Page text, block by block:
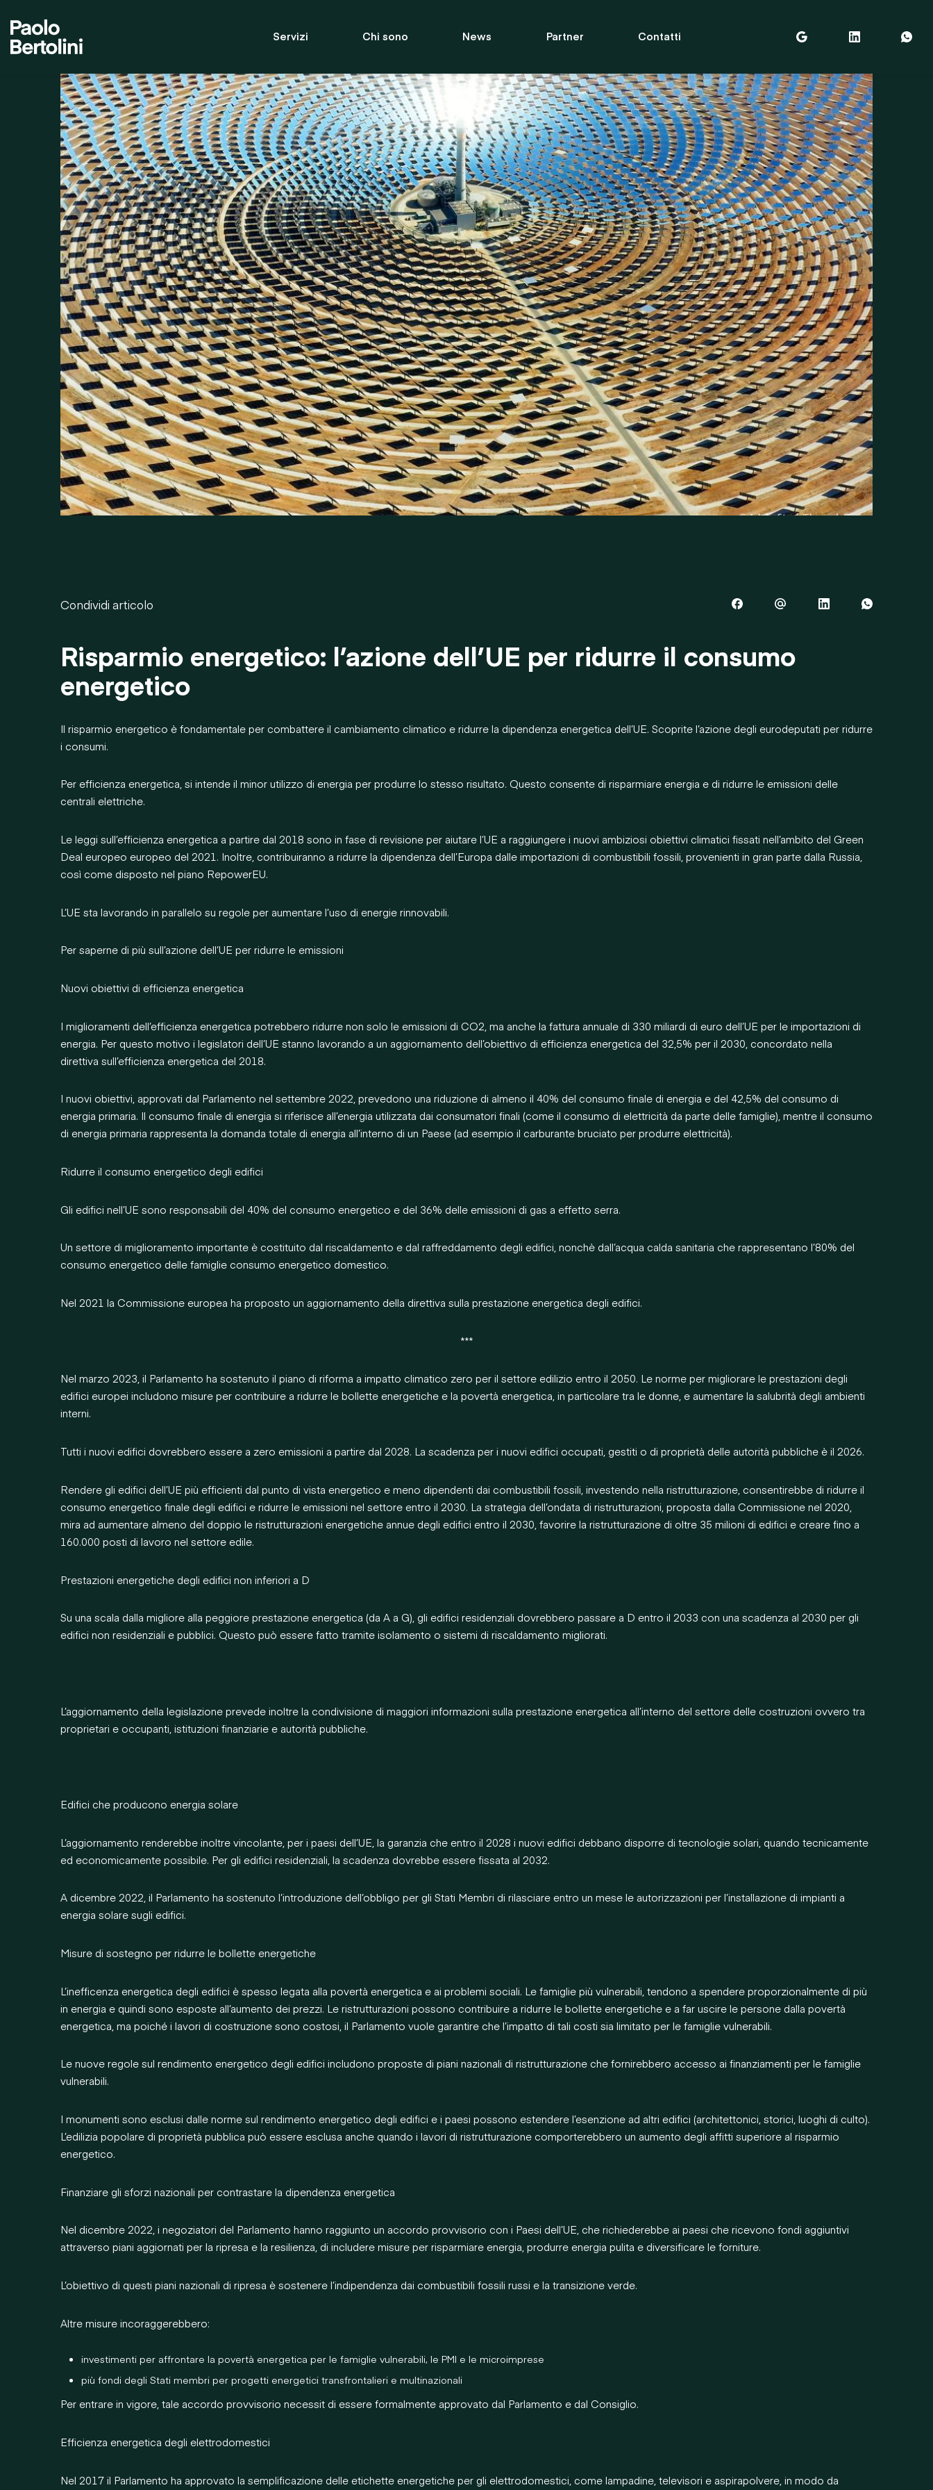
Servizi Chi sono News Partner Contatti
Condividi articolo
Risparmio energetico: l’azione dell’UE per ridurre il consumo
energetico
Il risparmio energetico è fondamentale per combattere il cambiamento climatico e ridurre la dipendenza energetica dell’UE. Scoprite l’azione degli eurodeputati per ridurre
i consumi.
Per efficienza energetica, si intende il minor utilizzo di energia per produrre lo stesso risultato. Questo consente di risparmiare energia e di ridurre le emissioni delle
centrali elettriche.
Le leggi sull’efficienza energetica a partire dal 2018 sono in fase di revisione per aiutare l’UE a raggiungere i nuovi ambiziosi obiettivi climatici fissati nell’ambito del Green
Deal europeo europeo del 2021. Inoltre, contribuiranno a ridurre la dipendenza dell’Europa dalle importazioni di combustibili fossili, provenienti in gran parte dalla Russia,
così come disposto nel piano RepowerEU.
L’UE sta lavorando in parallelo su regole per aumentare l’uso di energie rinnovabili.
Per saperne di più sull’azione dell’UE per ridurre le emissioni
Nuovi obiettivi di efficienza energetica
I miglioramenti dell’efficienza energetica potrebbero ridurre non solo le emissioni di CO2, ma anche la fattura annuale di 330 miliardi di euro dell’UE per le importazioni di
energia. Per questo motivo i legislatori dell’UE stanno lavorando a un aggiornamento dell’obiettivo di efficienza energetica del 32,5% per il 2030, concordato nella
direttiva sull’efficienza energetica del 2018.
I nuovi obiettivi, approvati dal Parlamento nel settembre 2022, prevedono una riduzione di almeno il 40% del consumo finale di energia e del 42,5% del consumo di
energia primaria. Il consumo finale di energia si riferisce all’energia utilizzata dai consumatori finali (come il consumo di elettricità da parte delle famiglie), mentre il consumo
di energia primaria rappresenta la domanda totale di energia all’interno di un Paese (ad esempio il carburante bruciato per produrre elettricità).
Ridurre il consumo energetico degli edifici
Gli edifici nell’UE sono responsabili del 40% del consumo energetico e del 36% delle emissioni di gas a effetto serra.
Un settore di miglioramento importante è costituito dal riscaldamento e dal raffreddamento degli edifici, nonchè dall’acqua calda sanitaria che rappresentano l’80% del
consumo energetico delle famiglie consumo energetico domestico.
Nel 2021 la Commissione europea ha proposto un aggiornamento della direttiva sulla prestazione energetica degli edifici.
***
Nel marzo 2023, il Parlamento ha sostenuto il piano di riforma a impatto climatico zero per il settore edilizio entro il 2050. Le norme per migliorare le prestazioni degli
edifici europei includono misure per contribuire a ridurre le bollette energetiche e la povertà energetica, in particolare tra le donne, e aumentare la salubrità degli ambienti
interni.
Tutti i nuovi edifici dovrebbero essere a zero emissioni a partire dal 2028. La scadenza per i nuovi edifici occupati, gestiti o di proprietà delle autorità pubbliche è il 2026.
Rendere gli edifici dell’UE più efficienti dal punto di vista energetico e meno dipendenti dai combustibili fossili, investendo nella ristrutturazione, consentirebbe di ridurre il
consumo energetico finale degli edifici e ridurre le emissioni nel settore entro il 2030. La strategia dell’ondata di ristrutturazioni, proposta dalla Commissione nel 2020,
mira ad aumentare almeno del doppio le ristrutturazioni energetiche annue degli edifici entro il 2030, favorire la ristrutturazione di oltre 35 milioni di edifici e creare fino a
160.000 posti di lavoro nel settore edile.
Prestazioni energetiche degli edifici non inferiori a D
Su una scala dalla migliore alla peggiore prestazione energetica (da A a G), gli edifici residenziali dovrebbero passare a D entro il 2033 con una scadenza al 2030 per gli
edifici non residenziali e pubblici. Questo può essere fatto tramite isolamento o sistemi di riscaldamento migliorati.
L’aggiornamento della legislazione prevede inoltre la condivisione di maggiori informazioni sulla prestazione energetica all’interno del settore delle costruzioni ovvero tra
proprietari e occupanti, istituzioni finanziarie e autorità pubbliche.
Edifici che producono energia solare
L’aggiornamento renderebbe inoltre vincolante, per i paesi dell’UE, la garanzia che entro il 2028 i nuovi edifici debbano disporre di tecnologie solari, quando tecnicamente
ed economicamente possibile. Per gli edifici residenziali, la scadenza dovrebbe essere fissata al 2032.
A dicembre 2022, il Parlamento ha sostenuto l’introduzione dell’obbligo per gli Stati Membri di rilasciare entro un mese le autorizzazioni per l’installazione di impianti a
energia solare sugli edifici.
Misure di sostegno per ridurre le bollette energetiche
L’inefficenza energetica degli edifici è spesso legata alla povertà energetica e ai problemi sociali. Le famiglie più vulnerabili, tendono a spendere proporzionalmente di più
in energia e quindi sono esposte all’aumento dei prezzi. Le ristrutturazioni possono contribuire a ridurre le bollette energetiche e a far uscire le persone dalla povertà
energetica, ma poiché i lavori di costruzione sono costosi, il Parlamento vuole garantire che l’impatto di tali costi sia limitato per le famiglie vulnerabili.
Le nuove regole sul rendimento energetico degli edifici includono proposte di piani nazionali di ristrutturazione che fornirebbero accesso ai finanziamenti per le famiglie
vulnerabili.
I monumenti sono esclusi dalle norme sul rendimento energetico degli edifici e i paesi possono estendere l’esenzione ad altri edifici (architettonici, storici, luoghi di culto).
L’edilizia popolare di proprietà pubblica può essere esclusa anche quando i lavori di ristrutturazione comporterebbero un aumento degli affitti superiore al risparmio
energetico.
Finanziare gli sforzi nazionali per contrastare la dipendenza energetica
Nel dicembre 2022, i negoziatori del Parlamento hanno raggiunto un accordo provvisorio con i Paesi dell’UE, che richiederebbe ai paesi che ricevono fondi aggiuntivi
attraverso piani aggiornati per la ripresa e la resilienza, di includere misure per risparmiare energia, produrre energia pulita e diversificare le forniture.
L’obiettivo di questi piani nazionali di ripresa è sostenere l’indipendenza dai combustibili fossili russi e la transizione verde.
Altre misure incoraggerebbero:
investimenti per affrontare la povertà energetica per le famiglie vulnerabili, le PMI e le microimprese
più fondi degli Stati membri per progetti energetici transfrontalieri e multinazionali
Per entrare in vigore, tale accordo provvisorio necessit di essere formalmente approvato dal Parlamento e dal Consiglio.
Efficienza energetica degli elettrodomestici
Nel 2017 il Parlamento ha approvato la semplificazione delle etichette energetiche per gli elettrodomestici, come lampadine, televisori e aspirapolvere, in modo da